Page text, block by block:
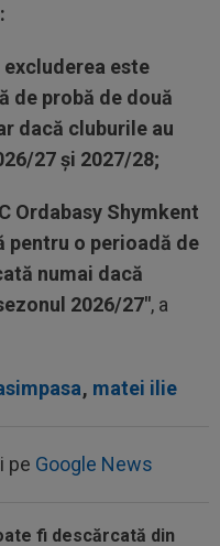
excluderea este
de probă de două
dacă cluburile au
27 şi 2027/28;
Ordabasy Shymkent
pentru o perioadă de
numai dacă
2026/27", a
, matei ilie
pe Google News
fi descărcată din
s-a încheiat!